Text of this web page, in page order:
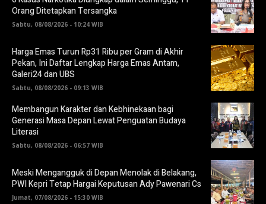
Orang Ditetapkan Tersangka
Sabtu, 08/08/2026 - 10:24 WIB
Harga Emas Turun Rp31 Ribu per Gram di Akhir
Pekan, Ini Daftar Lengkap Harga Emas Antam,
Galeri24 dan UBS
Sabtu, 08/08/2026 - 09:13 WIB
Membangun Karakter dan Kebhinekaan bagi
Generasi Masa Depan Lewat Penguatan Budaya
Literasi
Sabtu, 08/08/2026 - 06:57 WIB
Meski Mengangguk di Depan Menolak di Belakang,
PWI Kepri Tetap Hargai Keputusan Ady Pawenari Cs
Jumat, 07/08/2026 - 15:30 WIB